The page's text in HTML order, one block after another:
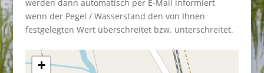
werden dann automatisch per E-Mail informiert
wenn der Pegel / Wasserstand den von Ihnen
festgelegten Wert überschreitet bzw. unterschreitet.
+